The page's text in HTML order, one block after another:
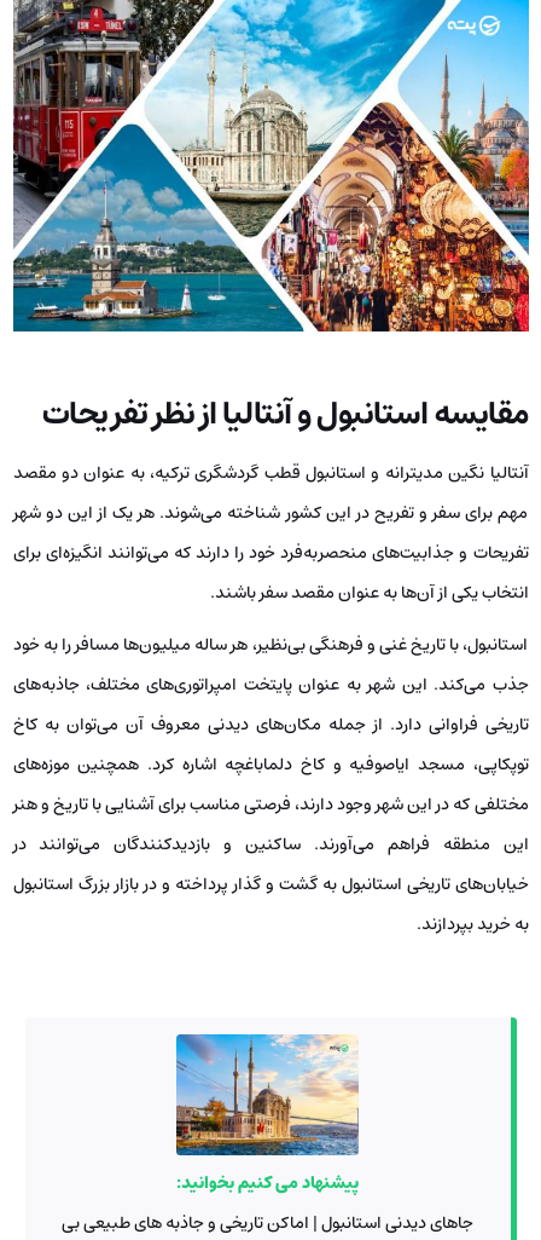
مقایسه استانبول و آنتالیا از نظر تفریحات
آنتالیا نگین مدیترانه و استانبول قطب گردشگری ترکیه، به عنوان دو مقصد
مهم برای سفر و تفریح در این کشور شناخته می‌شوند. هر یک از این دو شهر
تفریحات و جذابیت‌های منحصربه‌فرد خود را دارند که می‌توانند انگیزه‌ای برای
انتخاب یکی از آن‌ها به عنوان مقصد سفر باشند.
استانبول، با تاریخ غنی و فرهنگی بی‌نظیر، هر ساله میلیون‌ها مسافر را به خود
جذب می‌کند. این شهر به عنوان پایتخت امپراتوری‌های مختلف، جاذبه‌های
تاریخی فراوانی دارد. از جمله مکان‌های دیدنی معروف آن می‌توان به کاخ
توپکاپی، مسجد ایاصوفیه و کاخ دلماباغچه اشاره کرد. همچنین موزه‌های
مختلفی که در این شهر وجود دارند، فرصتی مناسب برای آشنایی با تاریخ و هنر
این منطقه فراهم می‌آورند. ساکنین و بازدیدکنندگان می‌توانند در
خیابان‌های تاریخی استانبول به گشت و گذار پرداخته و در بازار بزرگ استانبول
به خرید بپردازند.
پیشنهاد می کنیم بخوانید:
جاهای دیدنی استانبول | اماکن تاریخی و جاذبه های طبیعی بی